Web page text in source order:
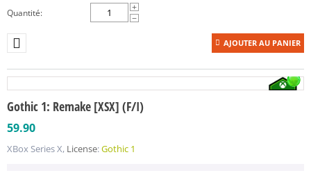
Quantité:
+
−
AJOUTER AU PANIER
Gothic 1: Remake [XSX] (F/I)
59.90
XBox Series X, License:Gothic 1